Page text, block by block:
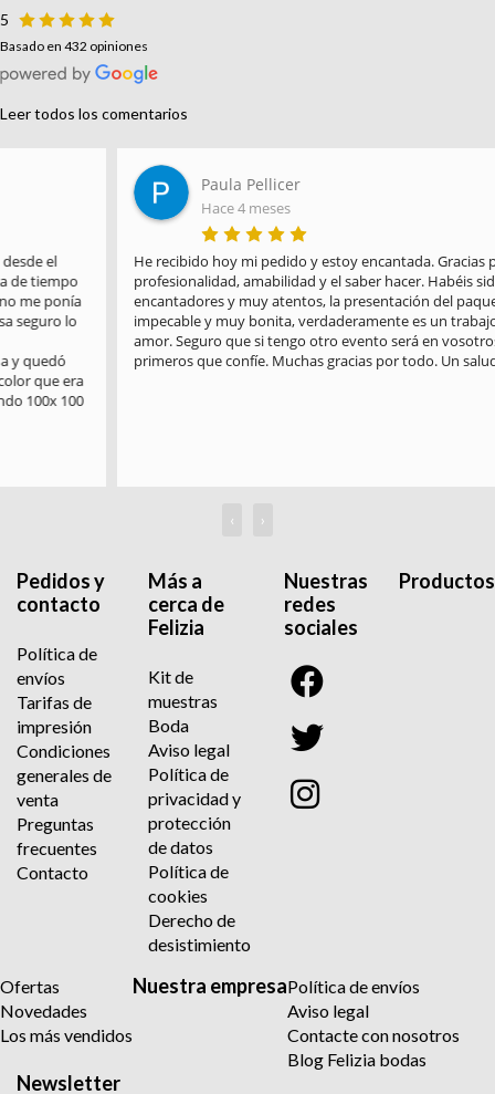
5
Basado en 432 opiniones
Leer todos los comentarios
Paula Pellicer
Hace 4 meses
He recibido hoy mi pedido y estoy encantada. Gracias por la
profesionalidad, amabilidad y el saber hacer. Habéis sido
encantadores y muy atentos, la presentación del paquete es
impecable y muy bonita, verdaderamente es un trabajo hecho con
amor. Seguro que si tengo otro evento será en vosotros en los
primeros que confíe. Muchas gracias por todo. Un saludo
‹ ›
Pedidos y
contacto
Política de
envíos
Tarifas de
impresión
Condiciones
generales de
venta
Preguntas
frecuentes
Contacto
Más a
cerca de
Felizia
Kit de
muestras
Boda
Aviso legal
Política de
privacidad y
protección
de datos
Política de
cookies
Derecho de
desistimiento
Nuestras
redes
sociales
Productos
Ofertas
Novedades
Los más vendidos
Nuestra empresaPolítica de envíos
Aviso legal
Contacte con nosotros
Blog Felizia bodas
Newsletter